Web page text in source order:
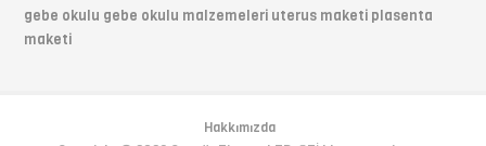
gebe okulu gebe okulu malzemeleri uterus maketi plasenta
maketi
Hakkımızda